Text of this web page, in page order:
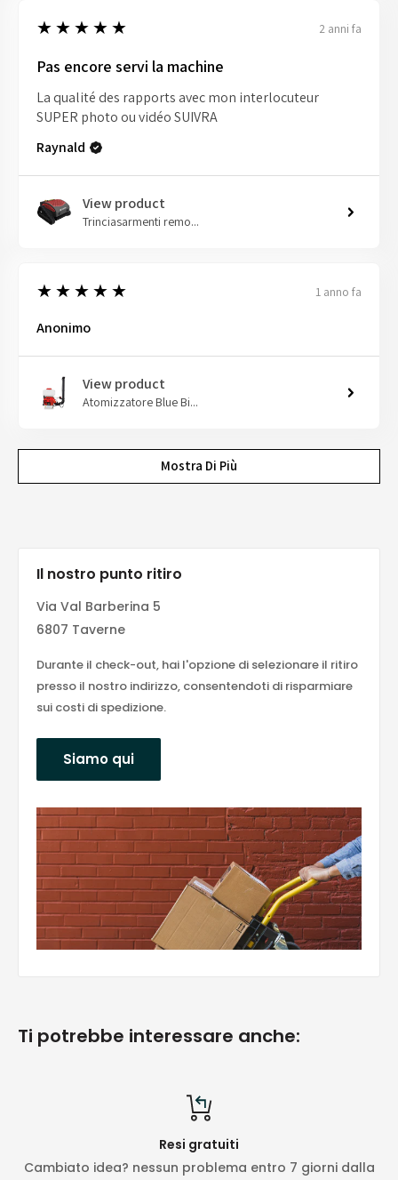
5
★★★★★ 2 anni fa
Pas encore servi la machine
La qualité des rapports avec mon interlocuteur
SUPER photo ou vidéo SUIVRA
Raynald
View product
Trinciasarmenti remo...
5
★★★★★ 1 anno fa
Anonimo
View product
Atomizzatore Blue Bi...
Mostra Di Più
Il nostro punto ritiro
Via Val Barberina 5
6807 Taverne
Durante il check-out, hai l'opzione di selezionare il ritiro
presso il nostro indirizzo, consentendoti di risparmiare
sui costi di spedizione.
Siamo qui
Ti potrebbe interessare anche:
Resi gratuiti
Cambiato idea? nessun problema entro 7 giorni dalla